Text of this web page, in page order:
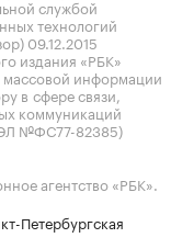
службой
технологий
09.12.2015
издания «РБК»
массовой информации
в сфере связи,
коммуникаций
ЭЛ №ФС77-82385)
агентство «РБК».
Петербургская